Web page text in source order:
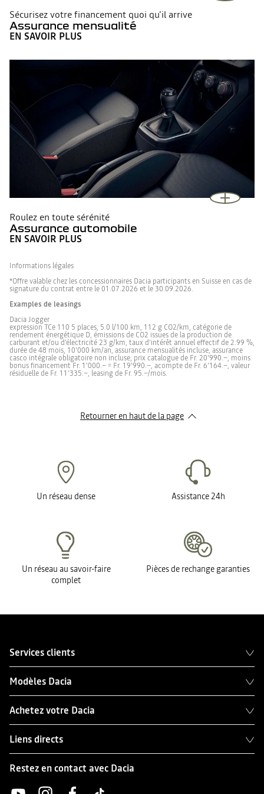
Sécurisez votre financement quoi qu'il arrive
Assurance mensualité
EN SAVOIR PLUS
Roulez en toute sérénité
Assurance automobile
EN SAVOIR PLUS
Informations légales
*Offre valable chez les concessionnaires Dacia participants en Suisse en cas de
signature du contrat entre le 01.07.2026 et le 30.09.2026.
Examples de leasings
Dacia Jogger
expression TCe 110 5 places, 5.0 l/100 km, 112 g CO2/km, catégorie de
rendement énergétique D, émissions de CO2 issues de la production de
carburant et/ou d’électricité 23 g/km, taux d’intérêt annuel effectif de 2.99 %,
durée de 48 mois, 10'000 km/an, assurance mensualités incluse, assurance
casco intégrale obligatoire non incluse, prix catalogue de Fr. 20'990.–, moins
bonus financement Fr. 1'000.– = Fr. 19'990.–, acompte de Fr. 6'164.–, valeur
résiduelle de Fr. 11'335.–, leasing de Fr. 95.–/mois.
Retourner en haut de la page
Un réseau dense Assistance 24h
Un réseau au savoir-faire
complet
Pièces de rechange garanties
Services clients
Modèles Dacia
Achetez votre Dacia
Liens directs
Restez en contact avec Dacia